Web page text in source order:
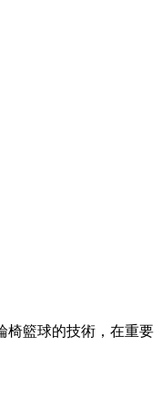
椅籃球的技術，在重要